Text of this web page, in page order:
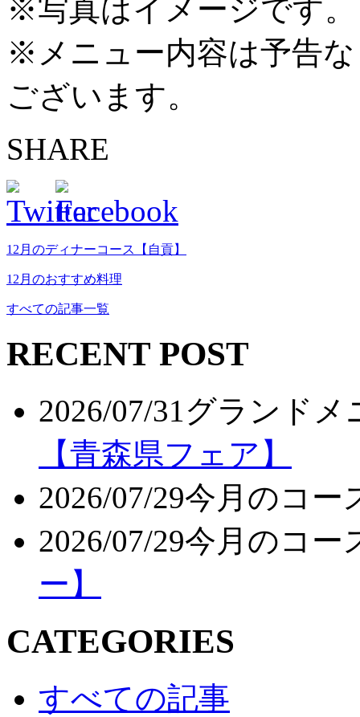
※写真はイメージです。
※メニュー内容は予告
ございます。
SHARE
12月のディナーコース【自貢】
12月のおすすめ料理
すべての記事一覧
RECENT POST
2026/07/31 グランドメ
【青森県フェア】
2026/07/29今月のコー
2026/07/29今月のコー
ー】
CATEGORIES
すべての記事